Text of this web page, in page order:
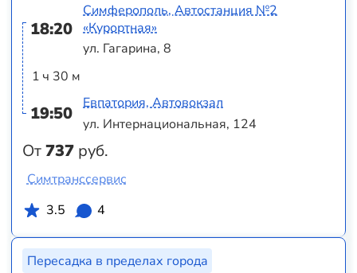
18:20
1 ч 30 м
19:50
От737 руб.
Симферополь, Автостанция №2
«Курортная»
ул. Гагарина, 8
Евпатория, Автовокзал
ул. Интернациональная, 124
Симтранссервис
3.5
4
Пересадка в пределах города